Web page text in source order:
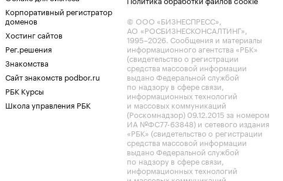
Корпоративный регистратор
доменов
Хостинг сайтов
Рег.решения
Знакомства
Сайт знакомств podbor.ru
РБК Курсы
Школа управления РБК
© ООО «БИЗНЕСПРЕСС»,
АО «РОСБИЗНЕСКОНСАЛТИНГ»,
1995–2026. Сообщения и материалы
информационного агентства «РБК»
(свидетельство о регистрации
средства массовой информации
выдано Федеральной службой
по надзору в сфере связи,
информационных технологий
и массовых коммуникаций
(Роскомнадзор) 09.12.2015 за номером
ИА №ФС77-63848) и сетевого издания
«РБК» (свидетельство о регистрации
средства массовой информации
выдано Федеральной службой
по надзору в сфере связи,
информационных технологий